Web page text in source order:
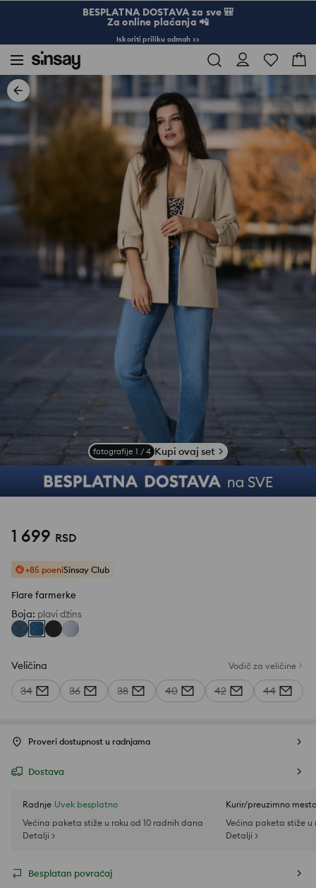
BESPLATNA DOSTAVA za sve 🎒
Za online plaćanja 📲
Iskoriti priliku odmah >>
fotografije 1 / 4 Kupi ovaj set
1 699 RSD
+85 poeniSinsay Club
Flare farmerke
Boja: plavi džins
Veličina Vodič za veličine
34 36 38 40 42 44
Proveri dostupnost u radnjama
Dostava
Radnje Uvek besplatno
Većina paketa stiže u roku od 10 radnih dana
Detalji >
Kurir/preuzimno mesto
Većina paketa stiže u
Detalji >
Besplatan povraćaj